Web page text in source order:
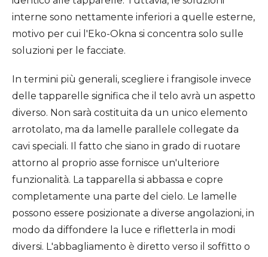
interne sono nettamente inferiori a quelle esterne,
motivo per cui l'Eko-Okna si concentra solo sulle
soluzioni per le facciate.
In termini più generali, scegliere i frangisole invece
delle tapparelle significa che il telo avrà un aspetto
diverso. Non sarà costituita da un unico elemento
arrotolato, ma da lamelle parallele collegate da
cavi speciali. Il fatto che siano in grado di ruotare
attorno al proprio asse fornisce un'ulteriore
funzionalità. La tapparella si abbassa e copre
completamente una parte del cielo. Le lamelle
possono essere posizionate a diverse angolazioni, in
modo da diffondere la luce e rifletterla in modi
diversi. L'abbagliamento è diretto verso il soffitto o